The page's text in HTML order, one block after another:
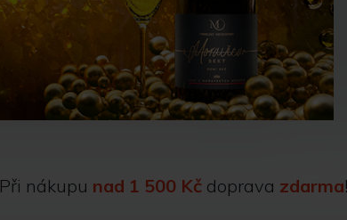
Při nákupu nad 1 500 Kčdoprava zdarma!